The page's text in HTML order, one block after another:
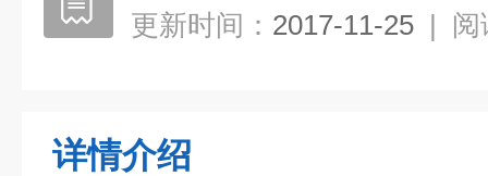
更新时间： 2017-11-25 | 阅
详情介绍